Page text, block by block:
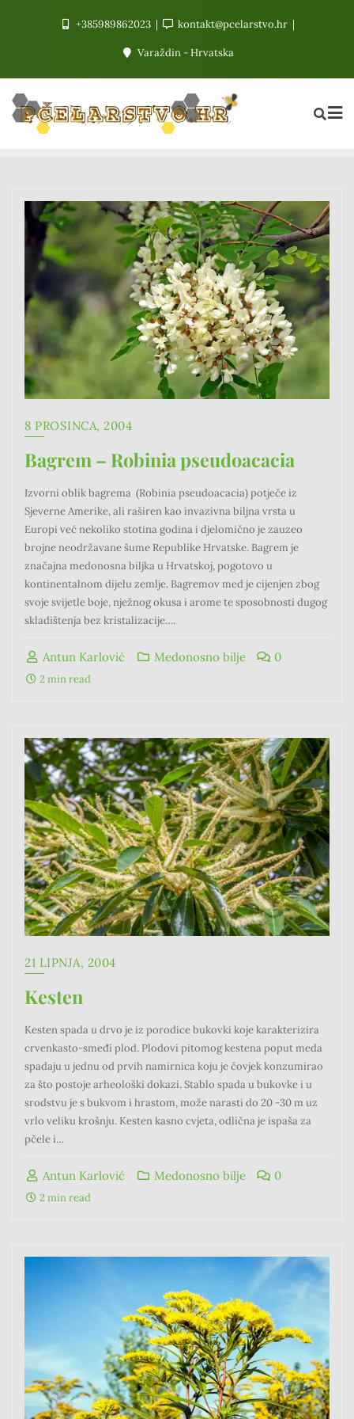
+385989862023 kontakt@pcelarstvo.hr
Varaždin - Hrvatska
8 PROSINCA, 2004
Bagrem – Robinia pseudoacacia
Izvorni oblik bagrema (Robinia pseudoacacia) potječe iz
Sjeverne Amerike, ali raširen kao invazivna biljna vrsta u
Europi već nekoliko stotina godina i djelomično je zauzeo
brojne neodržavane šume Republike Hrvatske. Bagrem je
značajna medonosna biljka u Hrvatskoj, pogotovo u
kontinentalnom dijelu zemlje. Bagremov med je cijenjen zbog
svoje svijetle boje, nježnog okusa i arome te sposobnosti dugog
skladištenja bez kristalizacije….
Antun Karlović Medonosno bilje 0
2 min read
21 LIPNJA, 2004
Kesten
Kesten spada u drvo je iz porodice bukovki koje karakterizira
crvenkasto-smeđi plod. Plodovi pitomog kestena poput meda
spadaju u jednu od prvih namirnica koju je čovjek konzumirao
za što postoje arheološki dokazi. Stablo spada u bukovke i u
srodstvu je s bukvom i hrastom, može narasti do 20 -30 m uz
vrlo veliku krošnju. Kesten kasno cvjeta, odlična je ispaša za
pčele i…
Antun Karlović Medonosno bilje 0
2 min read